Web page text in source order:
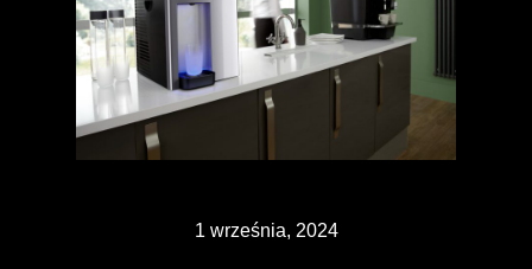
1 września, 2024